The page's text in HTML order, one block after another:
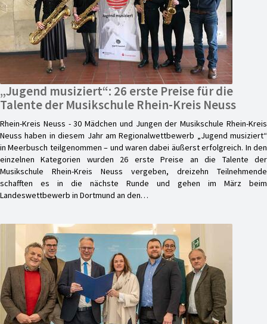
„Jugend musiziert“: 26 erste Preise für die
Talente der Musikschule Rhein-Kreis Neuss
Rhein-Kreis Neuss - 30 Mädchen und Jungen der Musikschule Rhein-Kreis
Neuss haben in diesem Jahr am Regionalwettbewerb „Jugend musiziert“
in Meerbusch teilgenommen – und waren dabei äußerst erfolgreich. In den
einzelnen Kategorien wurden 26 erste Preise an die Talente der
Musikschule Rhein-Kreis Neuss vergeben, dreizehn Teilnehmende
schafften es in die nächste Runde und gehen im März beim
Landeswettbewerb in Dortmund an den…